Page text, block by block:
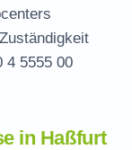
4 5555 00
in Haßfurt